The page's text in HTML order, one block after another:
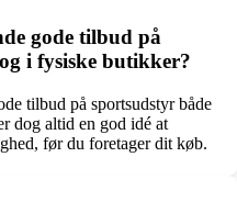
gode tilbud på
i fysiske butikker?
tilbud på sportsudstyr både
dog altid en god idé at
før du foretager dit køb.